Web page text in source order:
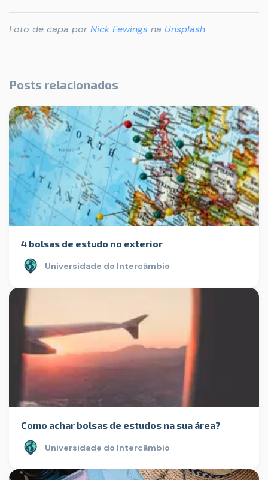
Foto de capa por Nick Fewings na Unsplash
Posts relacionados
4 bolsas de estudo no exterior
Universidade do Intercâmbio
Como achar bolsas de estudos na sua área?
Universidade do Intercâmbio